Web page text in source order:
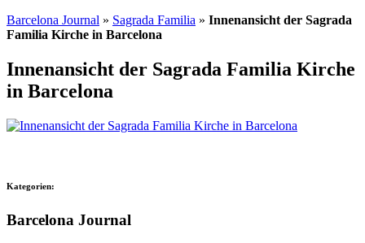
Barcelona Journal » Sagrada Familia » Innenansicht der Sagrada
Familia Kirche in Barcelona
Innenansicht der Sagrada Familia Kirche
in Barcelona
Kategorien:
Barcelona Journal